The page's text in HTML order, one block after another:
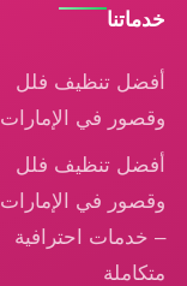
خدماتنا
أفضل تنظيف فلل
وقصور في الإمارات
أفضل تنظيف فلل
وقصور في الإمارات
– خدمات احترافية
متكاملة